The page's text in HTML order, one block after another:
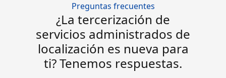
Preguntas frecuentes
¿La tercerización de
servicios administrados de
localización es nueva para
ti? Tenemos respuestas.